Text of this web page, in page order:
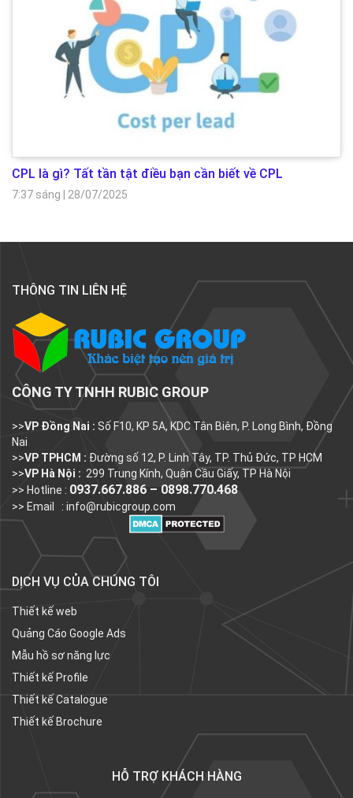
CPL là gì? Tất tần tật điều bạn cần biết về CPL
7:37 sáng 28/07/2025
THÔNG TIN LIÊN HỆ
CÔNG TY TNHH RUBIC GROUP
>>VP Đồng Nai : Số F10, KP 5A, KDC Tân Biên, P. Long Bình, Đồng
Nai
>>VP TPHCM : Đường số 12, P. Linh Tây, TP. Thủ Đức, TP HCM
>>VP Hà Nội : 299 Trung Kính, Quận Cầu Giấy, TP Hà Nội
>> Hotline : 0937.667.886 – 0898.770.468
>> Email : info@rubicgroup.com
DỊCH VỤ CỦA CHÚNG TÔI
Thiết kế web
Quảng Cáo Google Ads
Mẫu hồ sơ năng lực
Thiết kế Profile
Thiết kế Catalogue
Thiết kế Brochure
HỖ TRỢ KHÁCH HÀNG